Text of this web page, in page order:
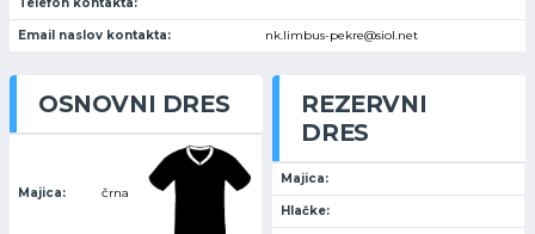
Email naslov kontakta: nk.limbus-pekre@siol.net
OSNOVNI DRES
Majica: črna
REZERVNI
DRES
Majica:
Hlačke: